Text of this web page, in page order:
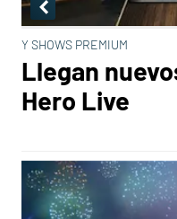
Y SHOWS PREMIUM
Llegan
Hero Live